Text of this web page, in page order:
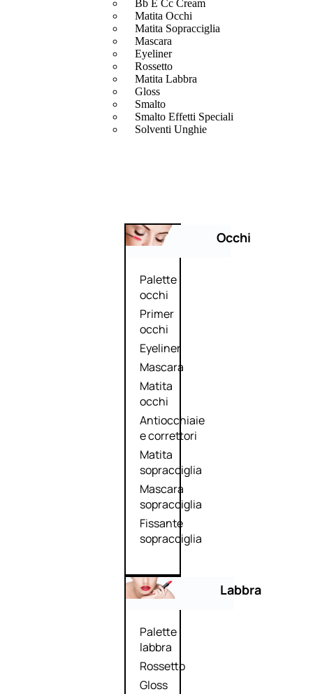
Bb E Cc Cream
Matita Occhi
Matita Sopracciglia
Mascara
Eyeliner
Rossetto
Matita Labbra
Gloss
Smalto
Smalto Effetti Speciali
Solventi Unghie
Occhi
Palette
occhi
Primer
occhi
Eyeliner
Mascara
Matita
occhi
Antiocchiaie
e correttori
Matita
sopracciglia
Mascara
sopracciglia
Fissante
sopracciglia
Labbra
Palette
labbra
Rossetto
Gloss